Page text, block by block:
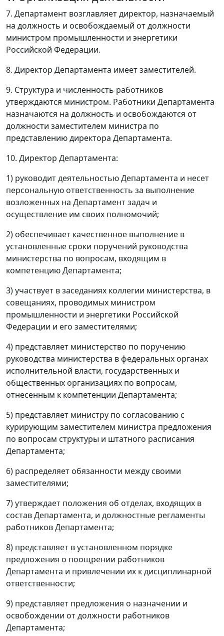
7. Департамент возглавляет директор, назначаемый
на должность и освобождаемый от должности
министром промышленности и энергетики
Российской Федерации.
8. Директор Департамента имеет заместителей.
9. Структура и численность работников
утверждаются министром. Работники Департамента
назначаются на должность и освобождаются от
должности заместителем министра по
представлению директора Департамента.
10. Директор Департамента:
1) руководит деятельностью Департамента и несет
персональную ответственность за выполнение
возложенных на Департамент задач и
осуществление им своих полномочий;
2) обеспечивает качественное выполнение в
установленные сроки поручений руководства
министерства по вопросам, входящим в
компетенцию Департамента;
3) участвует в заседаниях коллегии министерства, в
совещаниях, проводимых министром
промышленности и энергетики Российской
Федерации и его заместителями;
4) представляет министерство по поручению
руководства министерства в федеральных органах
исполнительной власти, государственных и
общественных организациях по вопросам,
отнесенным к компетенции Департамента;
5) представляет министру по согласованию с
курирующим заместителем министра предложения
по вопросам структуры и штатного расписания
Департамента;
6) распределяет обязанности между своими
заместителями;
7) утверждает положения об отделах, входящих в
состав Департамента, и должностные регламенты
работников Департамента;
8) представляет в установленном порядке
предложения о поощрении работников
Департамента и привлечении их к дисциплинарной
ответственности;
9) представляет предложения о назначении и
освобождении от должности работников
Департамента;